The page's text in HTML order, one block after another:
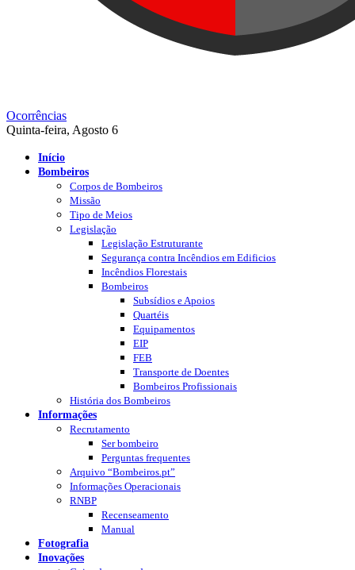
Ocorrências
Quinta-feira, Agosto 6
Início
Bombeiros
Corpos de Bombeiros
Missão
Tipo de Meios
Legislação
Legislação Estruturante
Segurança contra Incêndios em Edificios
Incêndios Florestais
Bombeiros
Subsídios e Apoios
Quartéis
Equipamentos
EIP
FEB
Transporte de Doentes
Bombeiros Profissionais
História dos Bombeiros
Informações
Recrutamento
Ser bombeiro
Perguntas frequentes
Arquivo “Bombeiros.pt”
Informações Operacionais
RNBP
Recenseamento
Manual
Fotografia
Inovações